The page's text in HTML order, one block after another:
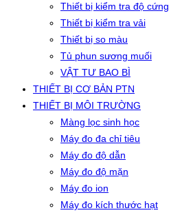
Thiết bị kiểm tra độ cứng
Thiết bị kiểm tra vải
Thiết bị so màu
Tủ phun sương muối
VẬT TƯ BAO BÌ
THIẾT BỊ CƠ BẢN PTN
THIẾT BỊ MÔI TRƯỜNG
Màng lọc sinh học
Máy đo đa chỉ tiêu
Máy đo độ dẫn
Máy đo độ mặn
Máy đo ion
Máy đo kích thước hạt